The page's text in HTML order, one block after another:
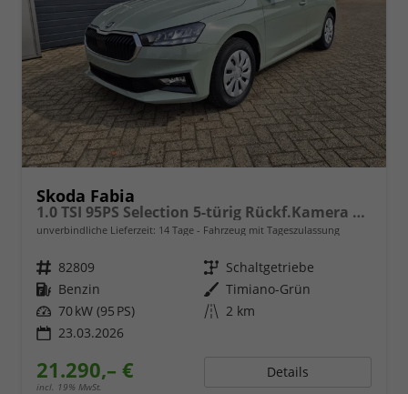
Skoda Fabia
1.0 TSI 95PS Selection 5-türig Rückf.Kamera Parksensoren Sitzheizung Multifunktionslenkrad Klima Skoda-Radio Bluetooth Touchscreen Tempomat Nebelsch. Apple CarPlay + Android Auto
unverbindliche Lieferzeit: 14 Tage Fahrzeug mit Tageszulassung
Fahrzeugnr. 82809 Getriebe Schaltgetriebe
Kraftstoff Benzin Außenfarbe Timiano-Grün
Leistung 70 kW (95 PS) Kilometerstand 2 km
23.03.2026
21.290,– €
incl. 19% MwSt.
Details